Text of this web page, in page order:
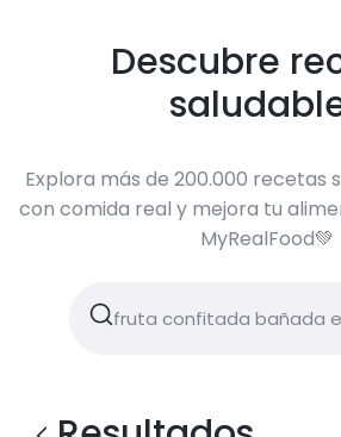
Descubre
Explora más de 200.000 recetas
con comida real y mejora tu
MyRealFood💚